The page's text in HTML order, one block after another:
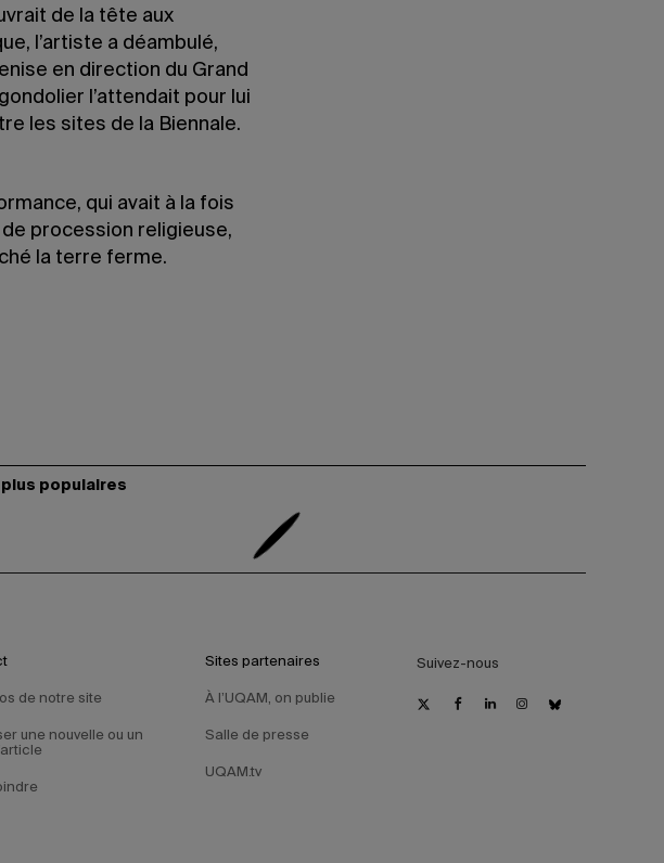
de la tête aux
l’artiste a déambulé,
en direction du Grand
l’attendait pour lui
les sites de la Biennale.
qui avait à la fois
procession religieuse,
la terre ferme.
plus populaires
de notre site
une nouvelle ou un
Sites partenaires
À l’UQAM, on publie
Salle de presse
UQAM.tv
Suivez-nous